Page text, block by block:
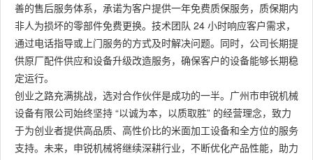
善的售后服务体系，承诺为客户提供一年免费质保服务，质保期内
非人为损坏的零部件免费更换。技术团队 24 小时响应客户需求，
通过电话指导或上门服务的方式及时解决问题。同时，公司长期提
供原厂配件供应和设备升级改造服务，确保客户的设备能够长期稳
定运行。
创业之路充满挑战，选对合作伙伴是成功的一半。广州市申锐机械
设备有限公司始终坚持 “以诚为本，以质取胜” 的经营理念，致力
于为创业者提供高品质、高性价比的米面加工设备和全方位的服务
支持。未来，申锐机械将继续深耕行业，不断优化产品性能，助力